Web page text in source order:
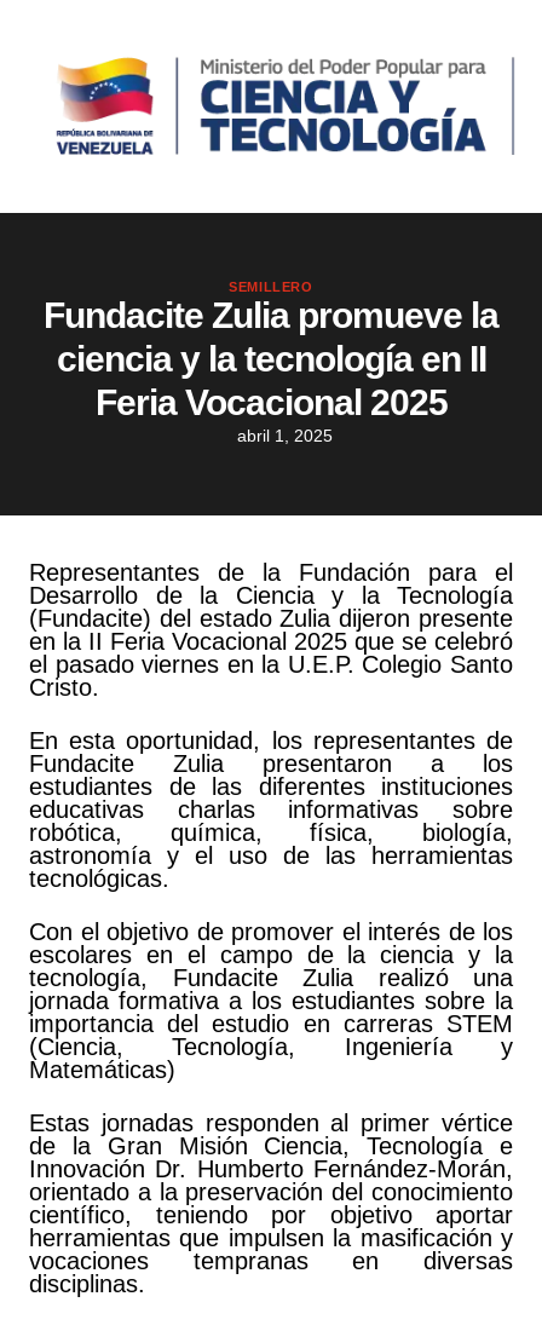
SEMILLERO
Fundacite Zulia promueve la
ciencia y la tecnología en II
Feria Vocacional 2025
abril 1, 2025
Representantes de la Fundación para el
Desarrollo de la Ciencia y la Tecnología
(Fundacite) del estado Zulia dijeron presente
en la II Feria Vocacional 2025 que se celebró
el pasado viernes en la U.E.P. Colegio Santo
Cristo.
En esta oportunidad, los representantes de
Fundacite Zulia presentaron a los
estudiantes de las diferentes instituciones
educativas charlas informativas sobre
robótica, química, física, biología,
astronomía y el uso de las herramientas
tecnológicas.
Con el objetivo de promover el interés de los
escolares en el campo de la ciencia y la
tecnología, Fundacite Zulia realizó una
jornada formativa a los estudiantes sobre la
importancia del estudio en carreras STEM
(Ciencia, Tecnología, Ingeniería y
Matemáticas)
Estas jornadas responden al primer vértice
de la Gran Misión Ciencia, Tecnología e
Innovación Dr. Humberto Fernández-Morán,
orientado a la preservación del conocimiento
científico, teniendo por objetivo aportar
herramientas que impulsen la masificación y
vocaciones tempranas en diversas
disciplinas.